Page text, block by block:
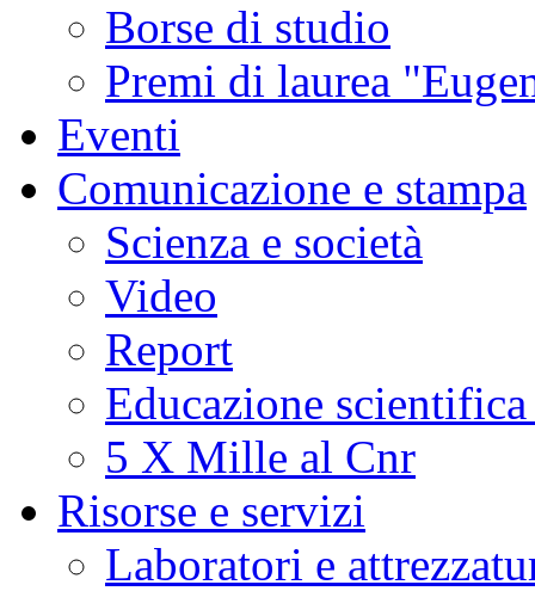
Borse di studio
Premi di laurea
Eventi
Comunicazione e stampa
Scienza e società
Video
Report
Educazione
5 X Mille al Cnr
Risorse e servizi
Laboratori e